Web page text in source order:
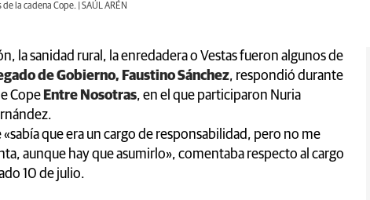
la cadena Cope. | SAÚL ARÉN
la sanidad rural, la enredadera o Vestas fueron algunos de
de Gobierno, Faustino Sánchez, respondió durante
Cope Entre Nosotras, en el que participaron Nuria
«sabía que era un cargo de responsabilidad, pero no me
aunque hay que asumirlo», comentaba respecto al cargo
10 de julio.